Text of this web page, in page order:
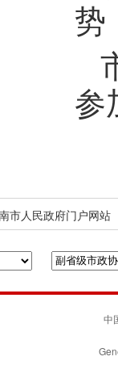
势
参
市人民政府门户网站
中